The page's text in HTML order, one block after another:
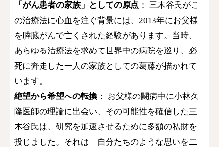
​「がん患者の家族」としての原点 ： 三木谷氏がこ
の治療法に心血を注ぐ背景には、2013年にお父様
を膵臓がんで亡くされた経験があります。当時、
あらゆる治療法を求めて世界中の病院を巡り、必
死に奔走した一人の家族としての葛藤が描かれて
います。
絶望から希望への転換 ： お父様の闘病中に小林久
隆医師の理論に出会い、その可能性を確信した三
木谷氏は、研究を加速させるために多額の私財を
投じました。それは「自分たちのような思いを二